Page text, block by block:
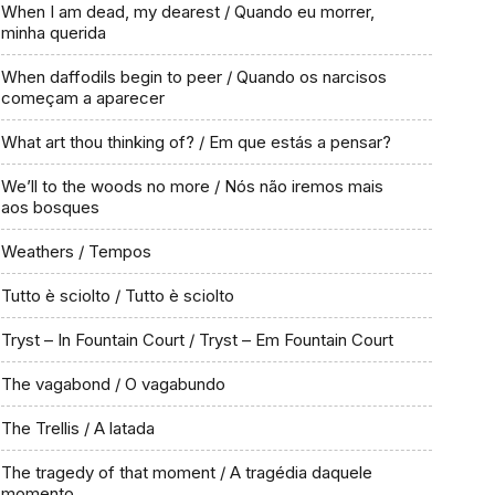
When I am dead, my dearest / Quando eu morrer,
minha querida
When daffodils begin to peer / Quando os narcisos
começam a aparecer
What art thou thinking of? / Em que estás a pensar?
We’ll to the woods no more / Nós não iremos mais
aos bosques
Weathers / Tempos
Tutto è sciolto / Tutto è sciolto
Tryst – In Fountain Court / Tryst – Em Fountain Court
The vagabond / O vagabundo
The Trellis / A latada
The tragedy of that moment / A tragédia daquele